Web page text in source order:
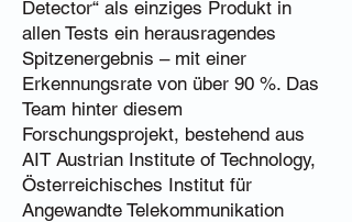
Detector“ als einziges Produkt in
allen Tests ein herausragendes
Spitzenergebnis – mit einer
Erkennungsrate von über 90 %. Das
Team hinter diesem
Forschungsprojekt, bestehend aus
AIT Austrian Institute of Technology,
Österreichisches Institut für
Angewandte Telekommunikation